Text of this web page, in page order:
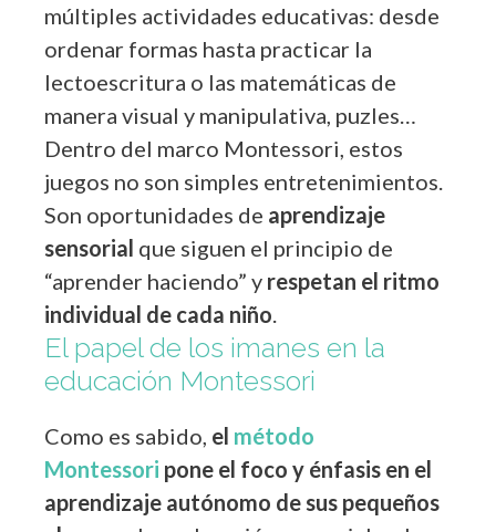
múltiples actividades educativas: desde
ordenar formas hasta practicar la
lectoescritura o las matemáticas de
manera visual y manipulativa, puzles…
Dentro del marco Montessori, estos
juegos no son simples entretenimientos.
Son oportunidades de aprendizaje
sensorial que siguen el principio de
“aprender haciendo” y respetan el ritmo
individual de cada niño
El papel de los imanes en la
educación Montessori
Como es sabido, el método
Montessori pone el foco y énfasis en el
aprendizaje autónomo de sus pequeños